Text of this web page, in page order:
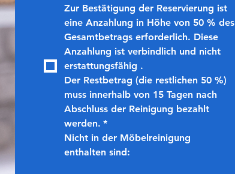
Zur Bestätigung der Reservierung ist
eine Anzahlung in Höhe von 50 % des
Gesamtbetrags erforderlich. Diese
Anzahlung ist verbindlich und nicht
erstattungsfähig .
Der Restbetrag (die restlichen 50 %)
muss innerhalb von 15 Tagen nach
Abschluss der Reinigung bezahlt
werden. *
Nicht in der Möbelreinigung
enthalten sind: